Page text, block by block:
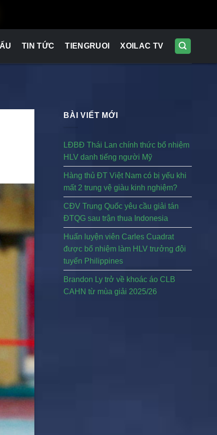
TIN TỨC TIENGRUOI XOILAC TV
BÀI VIẾT MỚI
LĐBĐ Thái Lan chính thức bổ nhiệm
HLV danh tiếng người Mỹ
Hàng thủ ĐT Việt Nam có bị yếu khi
mất 2 trung vệ giàu kinh nghiệm?
CĐV Trung Quốc yêu cầu giải tán
ĐTQG sau trận thua Indonesia
Huấn luyện viên Carles Cuadrat
được bổ nhiệm làm HLV trưởng đội
tuyển Philippines
Brandon Ly trở về khoác áo CLB
CAHN từ mùa giải 2025/26